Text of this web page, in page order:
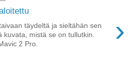
›
täydeltä ja sieltähän sen
kuvata, mistä se on tullutkin.
2 Pro.